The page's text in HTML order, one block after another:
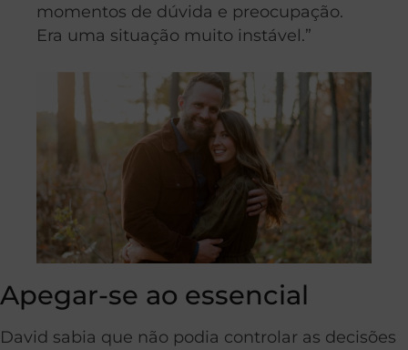
momentos de dúvida e preocupação.
Era uma situação muito instável.”
Apegar-se ao essencial
David sabia que não podia controlar as decisões